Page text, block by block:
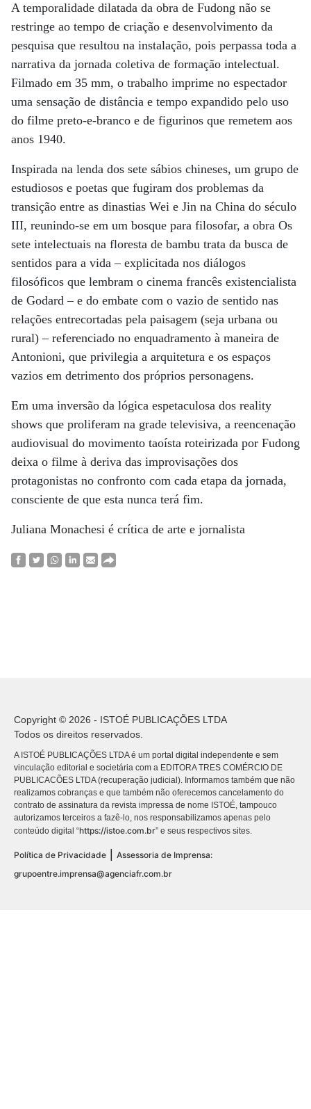
A temporalidade dilatada da obra de Fudong não se
restringe ao tempo de criação e desenvolvimento da
pesquisa que resultou na instalação, pois perpassa toda a
narrativa da jornada coletiva de formação intelectual.
Filmado em 35 mm, o trabalho imprime no espectador
uma sensação de distância e tempo expandido pelo uso
do filme preto-e-branco e de figurinos que remetem aos
anos 1940.
Inspirada na lenda dos sete sábios chineses, um grupo de
estudiosos e poetas que fugiram dos problemas da
transição entre as dinastias Wei e Jin na China do século
III, reunindo-se em um bosque para filosofar, a obra Os
sete intelectuais na floresta de bambu trata da busca de
sentidos para a vida – explicitada nos diálogos
filosóficos que lembram o cinema francês existencialista
de Godard – e do embate com o vazio de sentido nas
relações entrecortadas pela paisagem (seja urbana ou
rural) – referenciado no enquadramento à maneira de
Antonioni, que privilegia a arquitetura e os espaços
vazios em detrimento dos próprios personagens.
Em uma inversão da lógica espetaculosa dos reality
shows que proliferam na grade televisiva, a reencenação
audiovisual do movimento taoísta roteirizada por Fudong
deixa o filme à deriva das improvisações dos
protagonistas no confronto com cada etapa da jornada,
consciente de que esta nunca terá fim.
Juliana Monachesi é crítica de arte e jornalista
Copyright © 2026 - ISTOÉ PUBLICAÇÕES LTDA
Todos os direitos reservados.
A ISTOÉ PUBLICAÇÕES LTDA é um portal digital independente e sem
vinculação editorial e societária com a EDITORA TRES COMÉRCIO DE
PUBLICACÕES LTDA (recuperação judicial). Informamos também que não
realizamos cobranças e que também não oferecemos cancelamento do
contrato de assinatura da revista impressa de nome ISTOÉ, tampouco
autorizamos terceiros a fazê-lo, nos responsabilizamos apenas pelo
conteúdo digital “https://istoe.com.br” e seus respectivos sites.
Política de Privacidade
Assessoria de Imprensa:
grupoentre.imprensa@agenciafr.com.br